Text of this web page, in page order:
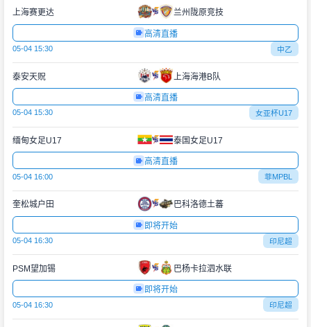
上海赛更达 兰州陇原竞技
高清直播
05-04 15:30 中乙
泰安天贶 上海海港B队
高清直播
05-04 15:30 女亚杯U17
缅甸女足U17 泰国女足U17
高清直播
05-04 16:00 菲MPBL
奎松城户田 巴科洛德土蕃
即将开始
05-04 16:30 印尼超
PSM望加锡 巴杨卡拉泗水联
即将开始
05-04 16:30 印尼超